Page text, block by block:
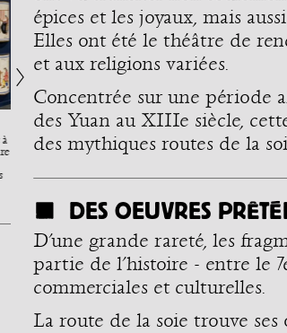
De la soie à la perfection,
continuons de dérouler le fil 🧵
soie et ornée de broderies en
Déroulons le
la soie 🦋
racine dans la
épices et les joyaux, mais
Elles ont été le théâtre de
et aux religions variées.
Concentrée sur une période
des Yuan au XIIIe siècle,
des mythiques routes de la
DES OEUVRES
D’une grande rareté, les
partie de l’histoire - entre le
commerciales et culturelles.
La route de la soie trouve